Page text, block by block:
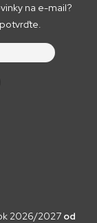
na e-mail?
2026/2027 od